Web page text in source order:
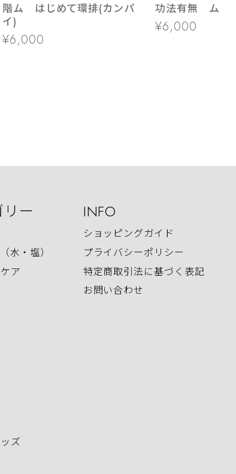
階ム はじめて環排(カンパ
イ)
¥6,000
功法有無 ム
¥6,000
ー
水・塩）
ア
ズ
INFO
ショッピングガイド
プライバシーポリシー
特定商取引法に基づく表記
お問い合わせ